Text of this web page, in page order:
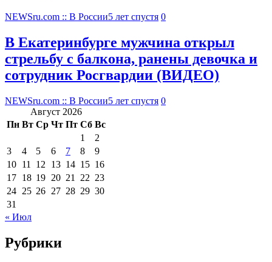
NEWSru.com :: В России5 лет спустя 0
В Екатеринбурге мужчина открыл
стрельбу с балкона, ранены девочка и
сотрудник Росгвардии (ВИДЕО)
NEWSru.com :: В России5 лет спустя 0
Август 2026
Пн Вт Ср Чт Пт Сб Вс
1
2
3
4 5 6 7 8
9
10 11 12 13 14 15 16
17 18 19 20 21 22 23
24 25 26 27 28 29 30
31
« Июл
Рубрики